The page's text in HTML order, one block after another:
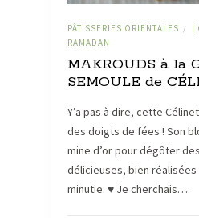
PÂTISSERIES ORIENTALES /
RAMADAN
MAKROUDS à la
SEMOULE de
Y’a pas à dire, cette
des doigts de fées ! Son
mine d’or pour dégôter
délicieuses, bien
minutie. ♥ Je cherchais…